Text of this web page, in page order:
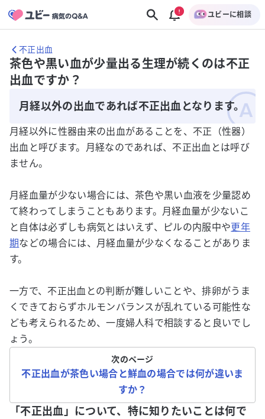
ユビーに相談
不正出血
茶色や黒い血が少量出る生理が続くのは不正
出血ですか？
月経以外の出血であれば不正出血となります。
月経以外に性器由来の出血があることを、不正（性器）
出血と呼びます。月経なのであれば、不正出血とは呼び
ません。
月経血量が少ない場合には、茶色や黒い血液を少量認め
て終わってしまうこともあります。月経血量が少ないこ
と自体は必ずしも病気とはいえず、ピルの内服中や更年
期などの場合には、月経血量が少なくなることがありま
す。
一方で、不正出血との判断が難しいことや、排卵がうま
くできておらずホルモンバランスが乱れている可能性な
ども考えられるため、一度婦人科で相談すると良いでし
ょう。
次のページ
不正出血が茶色い場合と鮮血の場合では何が違いま
すか？
「不正出血」について、特に知りたいことは何で